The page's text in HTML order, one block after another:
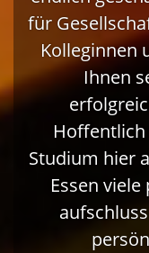
für
Kolleginnen
Ihnen
Studium hier
Essen